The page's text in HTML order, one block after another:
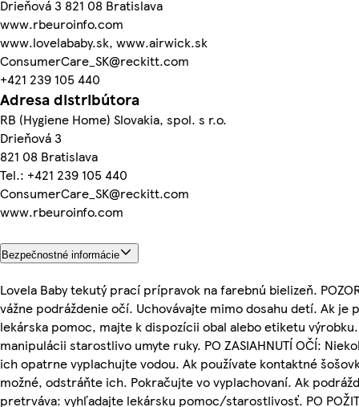
Drieňová 3 821 08 Bratislava
www.rbeuroinfo.com
www.lovelababy.sk, www.airwick.sk
ConsumerCare_SK@reckitt.com
+421 239 105 440
Adresa distribútora
RB (Hygiene Home) Slovakia, spol. s r.o.
Drieňová 3
821 08 Bratislava
Tel.: +421 239 105 440
ConsumerCare_SK@reckitt.com
www.rbeuroinfo.com
Bezpečnostné informácie
Lovela Baby tekutý prací prípravok na farebnú bielizeň.
vážne podráždenie očí. Uchovávajte mimo dosahu detí. Ak je
lekárska pomoc, majte k dispozícii obal alebo etiketu
manipulácii starostlivo umyte ruky. PO ZASIAHNUTÍ OČÍ:
ich opatrne vyplachujte vodou. Ak používate kontaktné
možné, odstráňte ich. Pokračujte vo vyplachovaní. Ak
pretrváva: vyhľadajte lekársku pomoc/starostlivosť. PO